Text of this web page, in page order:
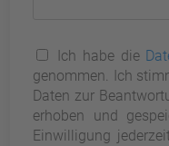
Ich habe die
genommen. Ich
Daten zur
erhoben und
Einwilligung